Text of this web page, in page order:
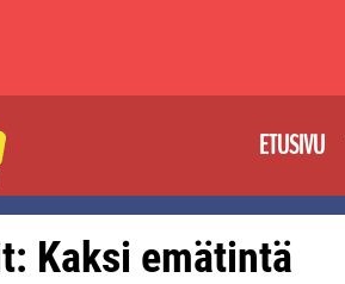
ETUSIVU
Kaksi emätintä